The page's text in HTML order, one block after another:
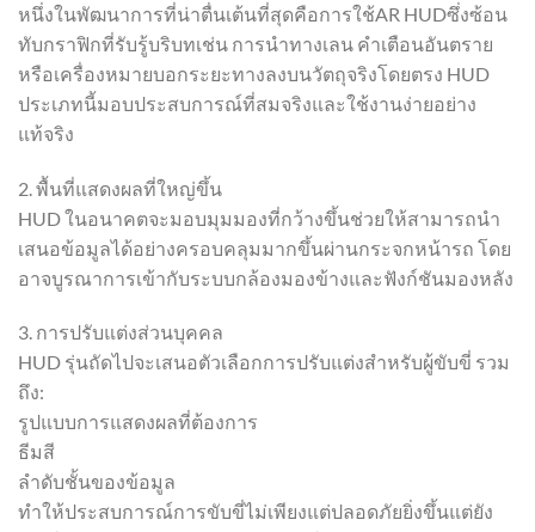
หนึ่งในพัฒนาการที่น่าตื่นเต้นที่สุดคือการใช้AR HUDซึ่งซ้อน
ทับกราฟิกที่รับรู้บริบทเช่น การนำทางเลน คำเตือนอันตราย
หรือเครื่องหมายบอกระยะทางลงบนวัตถุจริงโดยตรง HUD
ประเภทนี้มอบประสบการณ์ที่สมจริงและใช้งานง่ายอย่าง
แท้จริง
2. พื้นที่แสดงผลที่ใหญ่ขึ้น
HUD ในอนาคตจะมอบมุมมองที่กว้างขึ้นช่วยให้สามารถนำ
เสนอข้อมูลได้อย่างครอบคลุมมากขึ้นผ่านกระจกหน้ารถ โดย
อาจบูรณาการเข้ากับระบบกล้องมองข้างและฟังก์ชันมองหลัง
3. การปรับแต่งส่วนบุคคล
HUD รุ่นถัดไปจะเสนอตัวเลือกการปรับแต่งสำหรับผู้ขับขี่ รวม
ถึง:
รูปแบบการแสดงผลที่ต้องการ
ธีมสี
ลำดับชั้นของข้อมูล
ทำให้ประสบการณ์การขับขี่ไม่เพียงแต่ปลอดภัยยิ่งขึ้นแต่ยัง